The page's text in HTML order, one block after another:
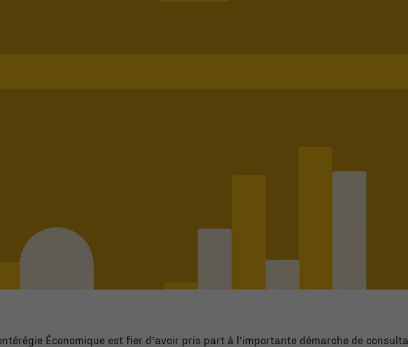
Économique est fier d’avoir pris part à l’importante démarche de